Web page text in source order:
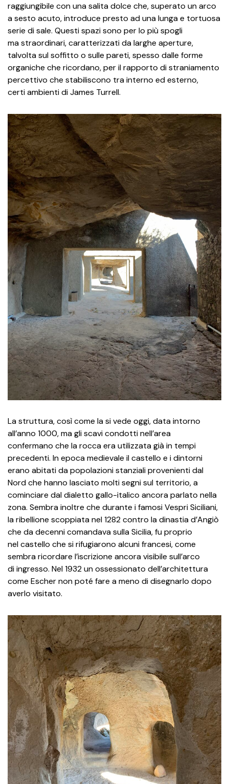
raggiungibile con una salita dolce che, superato un arco
a sesto acuto, introduce presto ad una lunga e tortuosa
serie di sale. Questi spazi sono per lo più spogli
ma straordinari, caratterizzati da larghe aperture,
talvolta sul soffitto o sulle pareti, spesso dalle forme
organiche che ricordano, per il rapporto di straniamento
percettivo che stabiliscono tra interno ed esterno,
certi ambienti di James Turrell.
La struttura, così come la si vede oggi, data intorno
all’anno 1000, ma gli scavi condotti nell’area
confermano che la rocca era utilizzata già in tempi
precedenti. In epoca medievale il castello e i dintorni
erano abitati da popolazioni stanziali provenienti dal
Nord che hanno lasciato molti segni sul territorio, a
cominciare dal dialetto gallo-italico ancora parlato nella
zona. Sembra inoltre che durante i famosi Vespri Siciliani,
la ribellione scoppiata nel 1282 contro la dinastia d’Angiò
che da decenni comandava sulla Sicilia, fu proprio
nel castello che si rifugiarono alcuni francesi, come
sembra ricordare l’iscrizione ancora visibile sull’arco
di ingresso. Nel 1932 un ossessionato dell’architettura
come Escher non poté fare a meno di disegnarlo dopo
averlo visitato.